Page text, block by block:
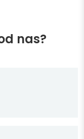
nas?